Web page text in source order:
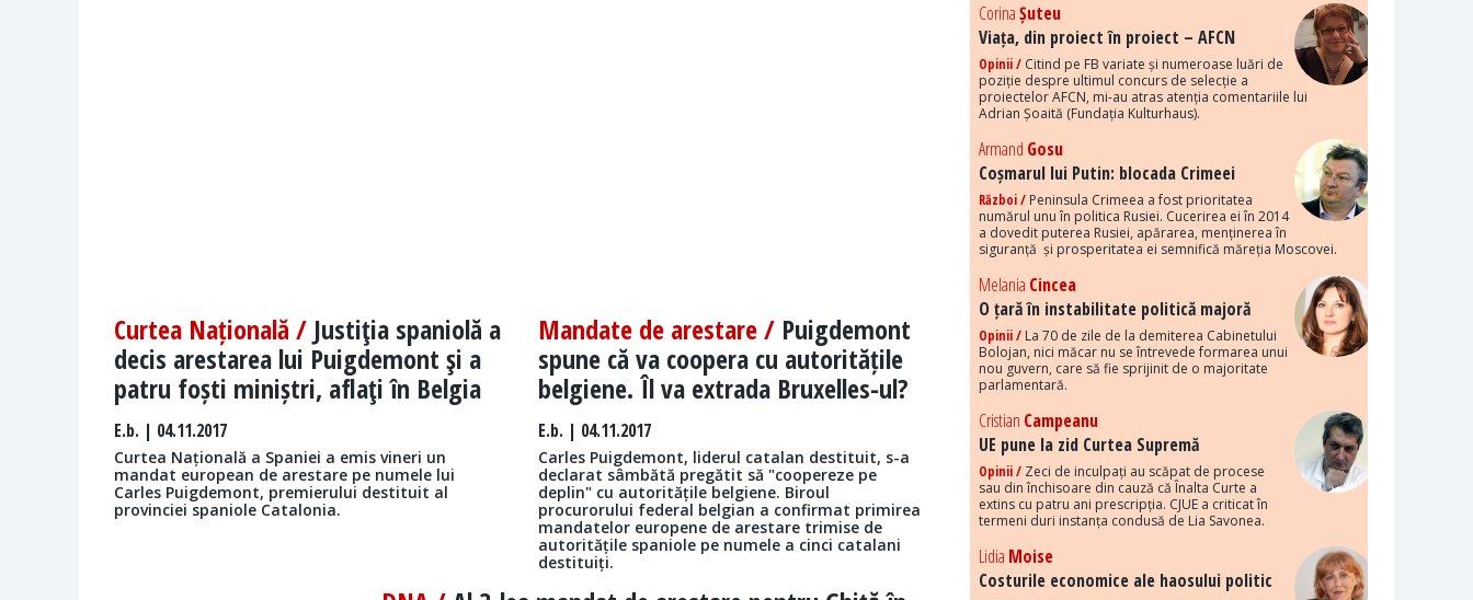
Curtea Națională / Justiţia spaniolă a
decis arestarea lui Puigdemont şi a
patru foști miniștri, aflaţi în Belgia
E.b. | 04.11.2017
Curtea Națională a Spaniei a emis vineri un
mandat european de arestare pe numele lui
Carles Puigdemont, premierului destituit al
provinciei spaniole Catalonia.
Mandate de arestare / Puigdemont
spune că va coopera cu autoritățile
belgiene. Îl va extrada Bruxelles-ul?
E.b. | 04.11.2017
Carles Puigdemont, liderul catalan destituit, s-a
declarat sâmbătă pregătit să "coopereze pe
deplin" cu autoritățile belgiene. Biroul
procurorului federal belgian a confirmat primirea
mandatelor europene de arestare trimise de
autoritățile spaniole pe numele a cinci catalani
destituiți.
CorinaȘuteu
Viața, din proiect în proiect – AFCN
Opinii / Citind pe FB variate și numeroase luări de
poziție despre ultimul concurs de selecție a
proiectelor AFCN, mi-au atras atenția comentariile lui
Adrian Șoaită (Fundația Kulturhaus).
Armand Gosu
Coșmarul lui Putin: blocada Crimeei
Război / Peninsula Crimeea a fost prioritatea
numărul unu în politica Rusiei. Cucerirea ei în 2014
a dovedit puterea Rusiei, apărarea, menținerea în
siguranță și prosperitatea ei semnifică măreția Moscovei.
Melania Cincea
O țară în instabilitate politică majoră
Opinii / La 70 de zile de la demiterea Cabinetului
Bolojan, nici măcar nu se întrevede formarea unui
nou guvern, care să fie sprijinit de o majoritate
parlamentară.
Cristian Campeanu
UE pune la zid Curtea Supremă
Opinii / Zeci de inculpați au scăpat de procese
sau din închisoare din cauză că Înalta Curte a
extins cu patru ani prescripția. CJUE a criticat în
termeni duri instanța condusă de Lia Savonea.
Lidia Moise
Costurile economice ale haosului politic